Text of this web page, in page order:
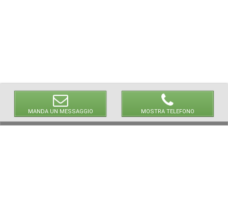
MANDA UN MESSAGGIO MOSTRA TELEFONO